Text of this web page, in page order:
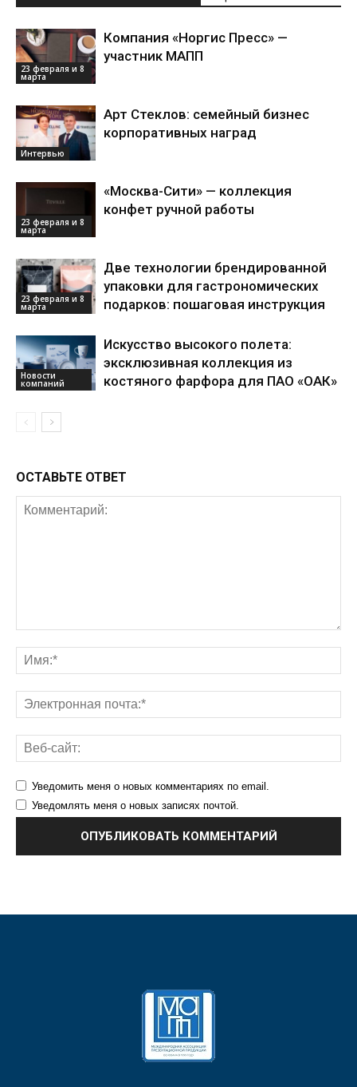
23 февраля и 8
марта
Компания «Норгис Пресс» —
участник МАПП
Интервью
Арт Стеклов: семейный бизнес
корпоративных наград
23 февраля и 8
марта
«Москва-Сити» — коллекция
конфет ручной работы
23 февраля и 8
марта
Две технологии брендированной
упаковки для гастрономических
подарков: пошаговая инструкция
Новости
компаний
Искусство высокого полета:
эксклюзивная коллекция из
костяного фарфора для ПАО «ОАК»
ОСТАВЬТЕ ОТВЕТ
Уведомить меня о новых комментариях по email.
Уведомлять меня о новых записях почтой.